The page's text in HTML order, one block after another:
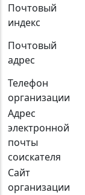
Почтовый
индекс
Почтовый
адрес
Телефон
организации
Адрес
электронной
почты
cоискателя
Сайт
организации